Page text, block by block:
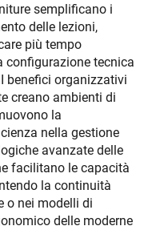
semplificano i
delle lezioni,
più tempo
configurazione tecnica
benefici organizzativi
creano ambienti di
la
nella gestione
avanzate delle
facilitano le capacità
la continuità
o nei modelli di
delle moderne